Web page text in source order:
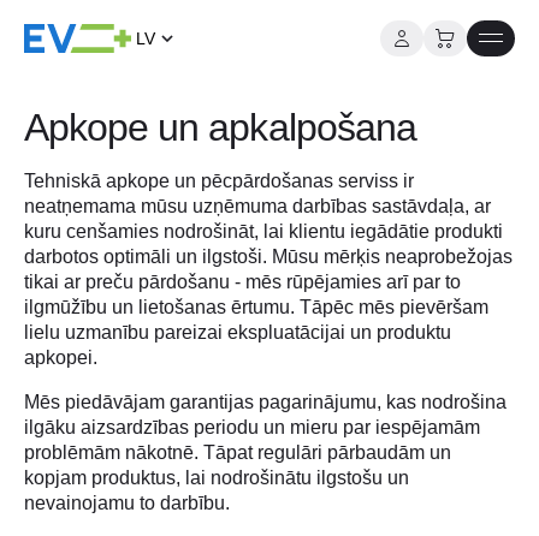
saturu
LV
Apkope un apkalpošana
Tehniskā apkope un pēcpārdošanas serviss ir
neatņemama mūsu uzņēmuma darbības sastāvdaļa, ar
kuru cenšamies nodrošināt, lai klientu iegādātie produkti
darbotos optimāli un ilgstoši. Mūsu mērķis neaprobežojas
tikai ar preču pārdošanu - mēs rūpējamies arī par to
ilgmūžību un lietošanas ērtumu. Tāpēc mēs pievēršam
lielu uzmanību pareizai ekspluatācijai un produktu
apkopei.
Mēs piedāvājam garantijas pagarinājumu, kas nodrošina
ilgāku aizsardzības periodu un mieru par iespējamām
problēmām nākotnē. Tāpat regulāri pārbaudām un
kopjam produktus, lai nodrošinātu ilgstošu un
nevainojamu to darbību.